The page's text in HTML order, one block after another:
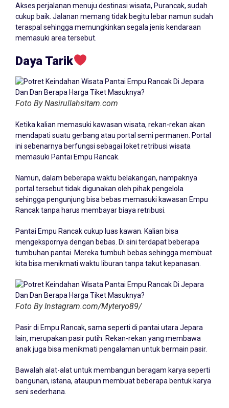
Akses perjalanan menuju destinasi wisata, Purancak, sudah
cukup baik. Jalanan memang tidak begitu lebar namun sudah
teraspal sehingga memungkinkan segala jenis kendaraan
memasuki area tersebut.
Daya Tarik
Foto By Nasirullahsitam.com
Ketika kalian memasuki kawasan wisata, rekan-rekan akan
mendapati suatu gerbang atau portal semi permanen. Portal
ini sebenarnya berfungsi sebagai loket retribusi wisata
memasuki Pantai Empu Rancak.
Namun, dalam beberapa waktu belakangan, nampaknya
portal tersebut tidak digunakan oleh pihak pengelola
sehingga pengunjung bisa bebas memasuki kawasan Empu
Rancak tanpa harus membayar biaya retribusi.
Pantai Empu Rancak cukup luas kawan. Kalian bisa
mengekspornya dengan bebas. Di sini terdapat beberapa
tumbuhan pantai. Mereka tumbuh bebas sehingga membuat
kita bisa menikmati waktu liburan tanpa takut kepanasan.
Foto By Instagram.com/Myteryo89/
Pasir di Empu Rancak, sama seperti di pantai utara Jepara
lain, merupakan pasir putih. Rekan-rekan yang membawa
anak juga bisa menikmati pengalaman untuk bermain pasir.
Bawalah alat-alat untuk membangun beragam karya seperti
bangunan, istana, ataupun membuat beberapa bentuk karya
seni sederhana.